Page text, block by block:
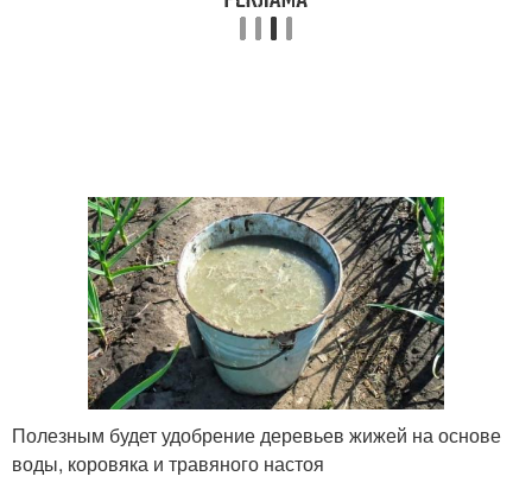
Полезным будет удобрение деревьев жижей на основе
воды, коровяка и травяного настоя